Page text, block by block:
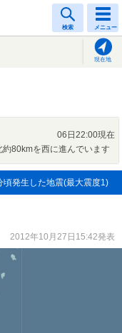
検索 メニュー
現在地
06日22:00現在
80kmを西に進んでいます
頃発生した地震(最大震度1)
2012年10月27日15:42発表